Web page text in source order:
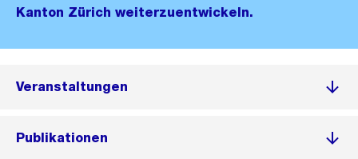
Kanton Zürich weiterzuentwickeln.
Veranstaltungen
Publikationen